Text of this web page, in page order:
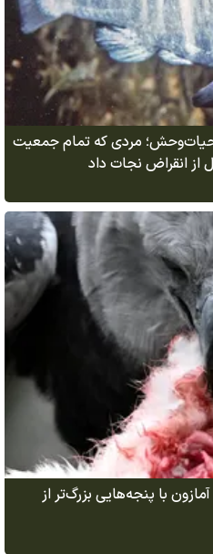
مردی که تمام جمعیت
انقراض نجات داد
با پنجه‌هایی بزرگ‌تر از